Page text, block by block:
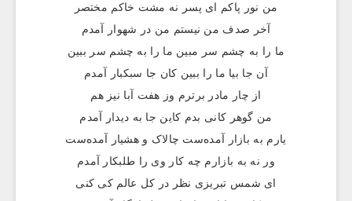
من نور پاکم ای پسر نه مشت خاکم مختصر
آخر صدف من نیستم من در شهوار آمدم
ما را به چشم سر مبین ما را به چشم سر ببین
آن جا بیا ما را ببین کان جا سبکبار آمدم
از چار مادر برترم وز هفت آبا نیز هم
من گوهر کانی بدم کاین جا به دیدار آمدم
یارم به بازار آمده‌ست چالاک و هشیار آمده‌ست
ور نه به بازارم چه کار وی را طلبکار آمدم
ای شمس تبریزی نظر در کل عالم کی کنی